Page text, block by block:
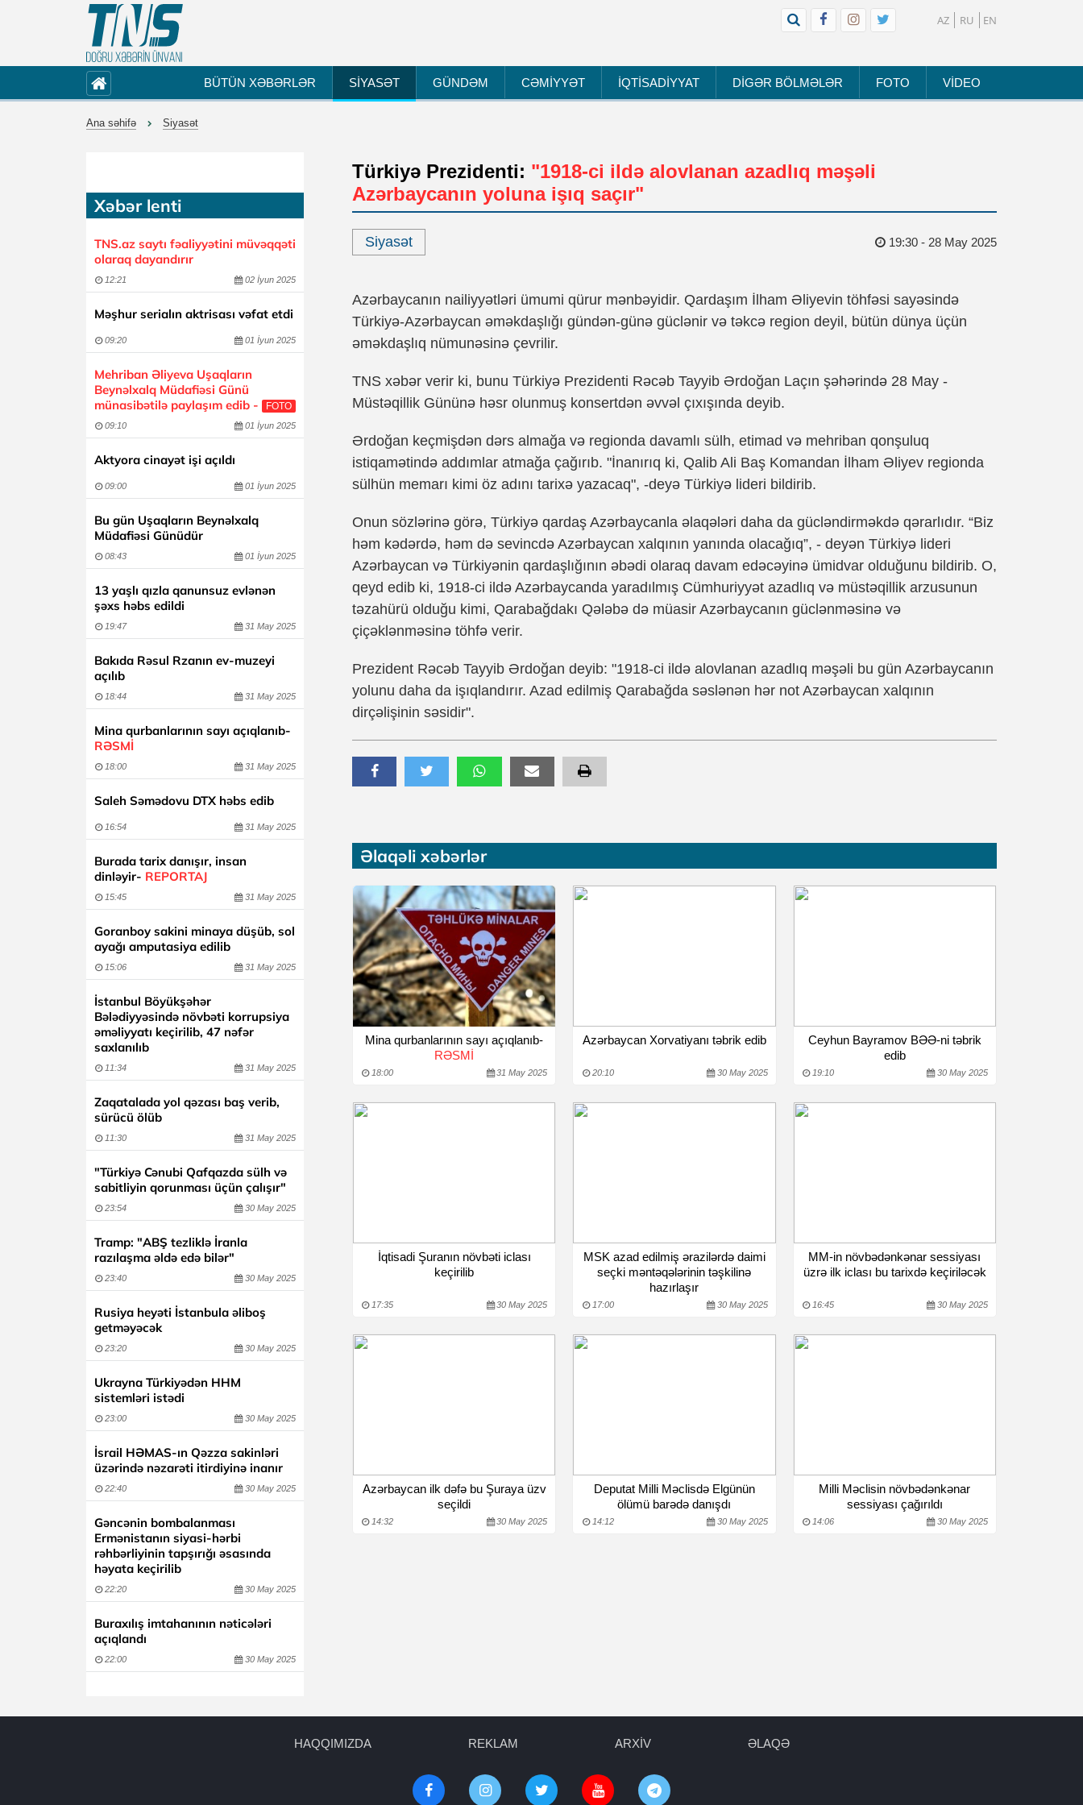
AZ RU EN
BÜTÜN XƏBƏRLƏR SİYASƏT GÜNDƏM CƏMİYYƏT İQTİSADİYYAT DİGƏR BÖLMƏLƏR FOTO VİDEO
Ana səhifə Siyasət
Xəbər lenti
TNS.az saytı fəaliyyətini müvəqqəti
olaraq dayandırır
12:21 02 İyun 2025
Məşhur serialın aktrisası vəfat etdi
09:20 01 İyun 2025
Mehriban Əliyeva Uşaqların
Beynəlxalq Müdafiəsi Günü
münasibətilə paylaşım edib -
FOTO
09:10 01 İyun 2025
Aktyora cinayət işi açıldı
09:00 01 İyun 2025
Bu gün Uşaqların Beynəlxalq
Müdafiəsi Günüdür
08:43 01 İyun 2025
13 yaşlı qızla qanunsuz evlənən
şəxs həbs edildi
19:47 31 May 2025
Bakıda Rəsul Rzanın ev-muzeyi
açılıb
18:44 31 May 2025
Mina qurbanlarının sayı açıqlanıb-
RƏSMİ
18:00 31 May 2025
Saleh Səmədovu DTX həbs edib
16:54 31 May 2025
Burada tarix danışır, insan
dinləyir- REPORTAJ
15:45 31 May 2025
Goranboy sakini minaya düşüb, sol
ayağı amputasiya edilib
15:06 31 May 2025
İstanbul Böyükşəhər
Bələdiyyəsində növbəti korrupsiya
əməliyyatı keçirilib, 47 nəfər
saxlanılıb
11:34 31 May 2025
Zaqatalada yol qəzası baş verib,
sürücü ölüb
11:30 31 May 2025
"Türkiyə Cənubi Qafqazda sülh və
sabitliyin qorunması üçün çalışır"
23:54 30 May 2025
Tramp: "ABŞ tezliklə İranla
razılaşma əldə edə bilər"
23:40 30 May 2025
Rusiya heyəti İstanbula əliboş
getməyəcək
23:20 30 May 2025
Ukrayna Türkiyədən HHM
sistemləri istədi
23:00 30 May 2025
İsrail HƏMAS-ın Qəzza sakinləri
üzərində nəzarəti itirdiyinə inanır
22:40 30 May 2025
Gəncənin bombalanması
Ermənistanın siyasi-hərbi
rəhbərliyinin tapşırığı əsasında
həyata keçirilib
22:20 30 May 2025
Buraxılış imtahanının nəticələri
açıqlandı
22:00 30 May 2025
Türkiyə Prezidenti: "1918-ci ildə alovlanan azadlıq məşəli
Azərbaycanın yoluna işıq saçır"
Siyasət 19:30 - 28 May 2025
Azərbaycanın nailiyyətləri ümumi qürur mənbəyidir. Qardaşım İlham Əliyevin töhfəsi sayəsində
Türkiyə-Azərbaycan əməkdaşlığı gündən-günə güclənir və təkcə region deyil, bütün dünya üçün
əməkdaşlıq nümunəsinə çevrilir.
TNS xəbər verir ki, bunu Türkiyə Prezidenti Rəcəb Tayyib Ərdoğan Laçın şəhərində 28 May -
Müstəqillik Gününə həsr olunmuş konsertdən əvvəl çıxışında deyib.
Ərdoğan keçmişdən dərs almağa və regionda davamlı sülh, etimad və mehriban qonşuluq
istiqamətində addımlar atmağa çağırıb. "İnanırıq ki, Qalib Ali Baş Komandan İlham Əliyev regionda
sülhün memarı kimi öz adını tarixə yazacaq", -deyə Türkiyə lideri bildirib.
Onun sözlərinə görə, Türkiyə qardaş Azərbaycanla əlaqələri daha da gücləndirməkdə qərarlıdır. “Biz
həm kədərdə, həm də sevincdə Azərbaycan xalqının yanında olacağıq”, - deyən Türkiyə lideri
Azərbaycan və Türkiyənin qardaşlığının əbədi olaraq davam edəcəyinə ümidvar olduğunu bildirib. O,
qeyd edib ki, 1918-ci ildə Azərbaycanda yaradılmış Cümhuriyyət azadlıq və müstəqillik arzusunun
təzahürü olduğu kimi, Qarabağdakı Qələbə də müasir Azərbaycanın güclənməsinə və
çiçəklənməsinə töhfə verir.
Prezident Rəcəb Tayyib Ərdoğan deyib: "1918-ci ildə alovlanan azadlıq məşəli bu gün Azərbaycanın
yolunu daha da işıqlandırır. Azad edilmiş Qarabağda səslənən hər not Azərbaycan xalqının
dirçəlişinin səsidir".
Əlaqəli xəbərlər
Mina qurbanlarının sayı açıqlanıb-
RƏSMİ
18:00 31 May 2025
Azərbaycan Xorvatiyanı təbrik edib
20:10 30 May 2025
Ceyhun Bayramov BƏƏ-ni təbrik
edib
19:10 30 May 2025
İqtisadi Şuranın növbəti iclası
keçirilib
17:35 30 May 2025
MSK azad edilmiş ərazilərdə daimi
seçki məntəqələrinin təşkilinə
hazırlaşır
17:00 30 May 2025
MM-in növbədənkənar sessiyası
üzrə ilk iclası bu tarixdə keçiriləcək
16:45 30 May 2025
Azərbaycan ilk dəfə bu Şuraya üzv
seçildi
14:32 30 May 2025
Deputat Milli Məclisdə Elgünün
ölümü barədə danışdı
14:12 30 May 2025
Milli Məclisin növbədənkənar
sessiyası çağırıldı
14:06 30 May 2025
HAQQIMIZDA REKLAM ARXİV ƏLAQƏ